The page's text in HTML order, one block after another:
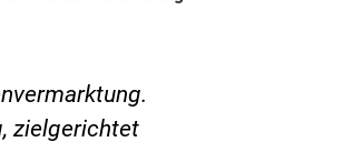
zielgerichtet